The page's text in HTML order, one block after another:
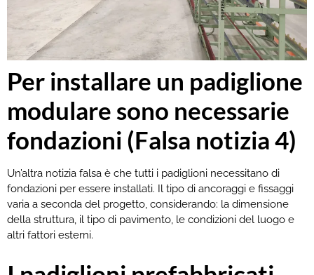
Per installare un padiglione
modulare sono necessarie
fondazioni (Falsa notizia 4)
Un’altra notizia falsa è che tutti i padiglioni necessitano di
fondazioni per essere installati. Il tipo di ancoraggi e fissaggi
varia a seconda del progetto, considerando: la dimensione
della struttura, il tipo di pavimento, le condizioni del luogo e
altri fattori esterni.